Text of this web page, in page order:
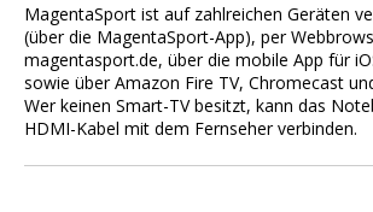
MagentaSport ist auf zahlreichen Geräten
(über die MagentaSport-App), per
magentasport.de, über die mobile App für
sowie über Amazon Fire TV, Chromecast
Wer keinen Smart-TV besitzt, kann das
HDMI-Kabel mit dem Fernseher verbinden.